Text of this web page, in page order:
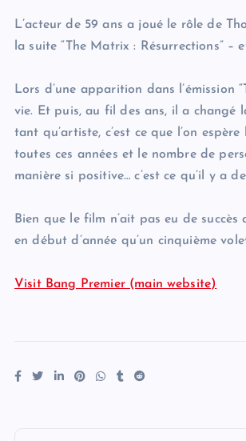
L’acteur de 59 ans a joué le rôle de
la suite “The Matrix : Résurrections”
Lors d’une apparition dans l’émission
vie. Et puis, au fil des ans, il a changé
tant qu’artiste, c’est ce que l’on
toutes ces années et le nombre de
manière si positive… c’est ce qu’il y a de
Bien que le film n’ait pas eu de
en début d’année qu’un cinquième
Visit Bang Premier (main website)